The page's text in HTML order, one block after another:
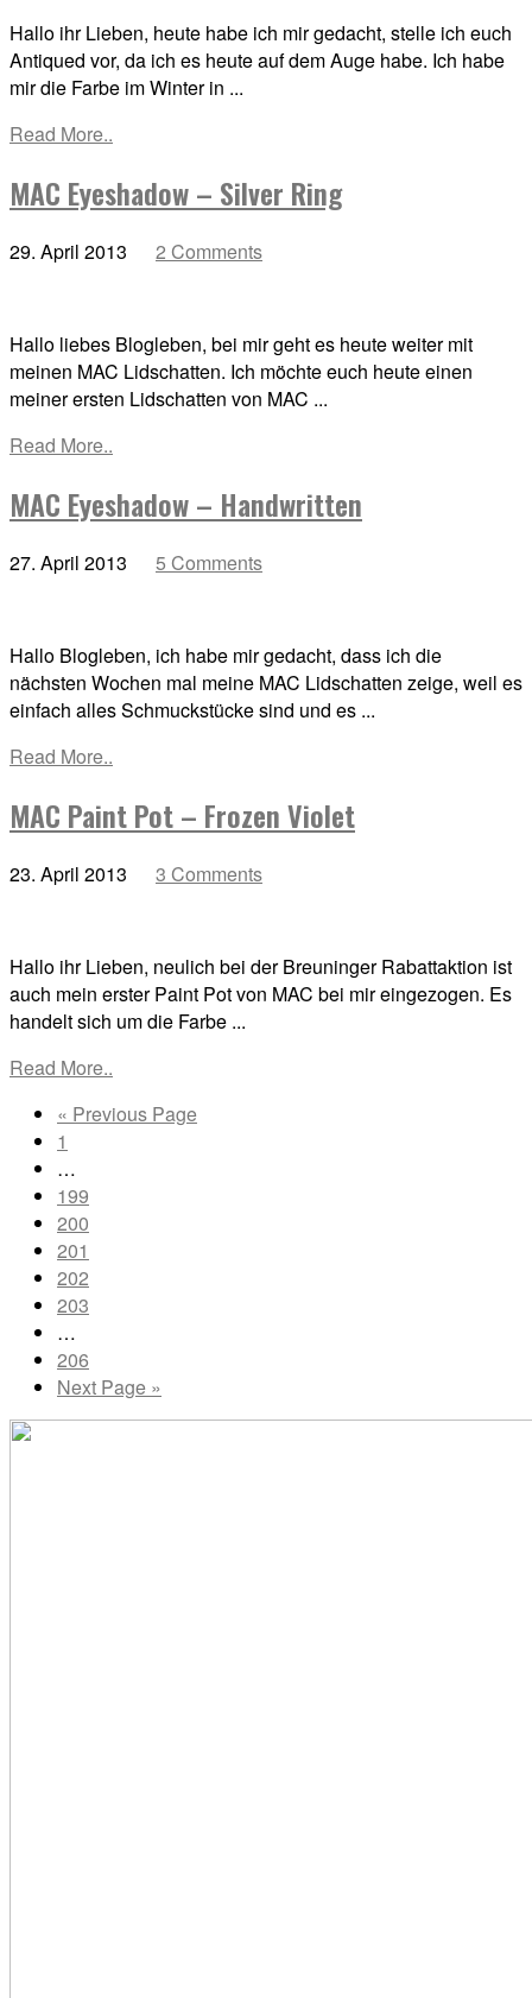
Hallo ihr Lieben, heute habe ich mir gedacht, stelle ich euch
Antiqued vor, da ich es heute auf dem Auge habe. Ich habe
mir die Farbe im Winter in ...
Read More..
MAC Eyeshadow – Silver Ring
29. April 2013 2 Comments
Hallo liebes Blogleben, bei mir geht es heute weiter mit
meinen MAC Lidschatten. Ich möchte euch heute einen
meiner ersten Lidschatten von MAC ...
Read More..
MAC Eyeshadow – Handwritten
27. April 2013 5 Comments
Hallo Blogleben, ich habe mir gedacht, dass ich die
nächsten Wochen mal meine MAC Lidschatten zeige, weil es
einfach alles Schmuckstücke sind und es ...
Read More..
MAC Paint Pot – Frozen Violet
23. April 2013 3 Comments
Hallo ihr Lieben, neulich bei der Breuninger Rabattaktion ist
auch mein erster Paint Pot von MAC bei mir eingezogen. Es
handelt sich um die Farbe ...
Read More..
« Go
Previous Page
Go
to
page
1
Interim
pages
omitted
…
Go
to
page
199
Go
to
page
200
Go
to
page
201
Go
to
page
202
Go
to
page
203
Interim
pages
omitted
…
Go
to
page
206
Go
to
Next Page »
Primary